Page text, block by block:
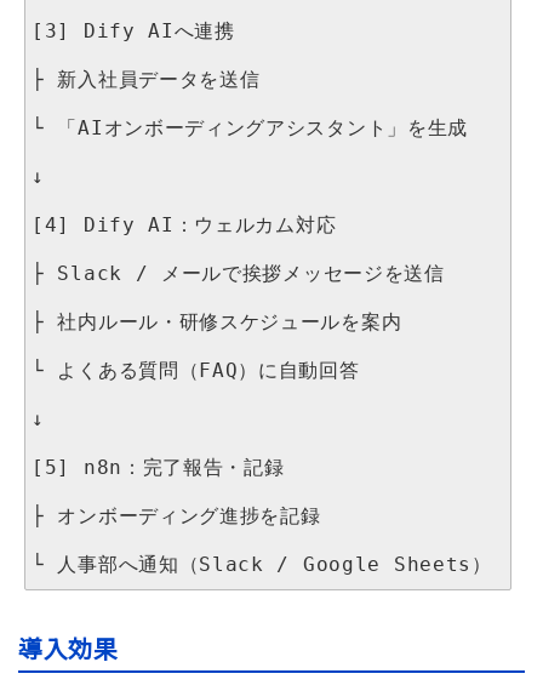
[3] Dify AIへ連携
├ 新入社員データを送信
└ 「AIオンボーディングアシスタント」を生成
↓
[4] Dify AI：ウェルカム対応
├ Slack / メールで挨拶メッセージを送信
├ 社内ルール・研修スケジュールを案内
└ よくある質問（FAQ）に自動回答
↓
[5] n8n：完了報告・記録
├ オンボーディング進捗を記録
導入効果